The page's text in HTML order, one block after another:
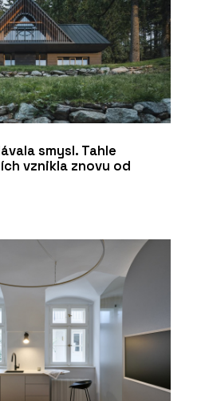
smysl. Tahle
vznikla znovu od